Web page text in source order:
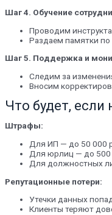
Шаг 4. Обучение
Проводим
Раздаем памятки по
Шаг 5. Поддержка и
Следим за
Вносим
Что будет,
Штрафы:
Для ИП — до 50 000
Для юрлиц — до 500
Для должностных
Репутационные потери:
Утечки данных
Клиенты теряют